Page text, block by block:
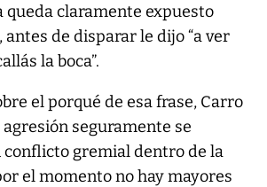
queda claramente expuesto
antes de disparar le dijo “a ver
la boca”.
el porqué de esa frase, Carro
seguramente se
conflicto gremial dentro de la
el momento no hay mayores